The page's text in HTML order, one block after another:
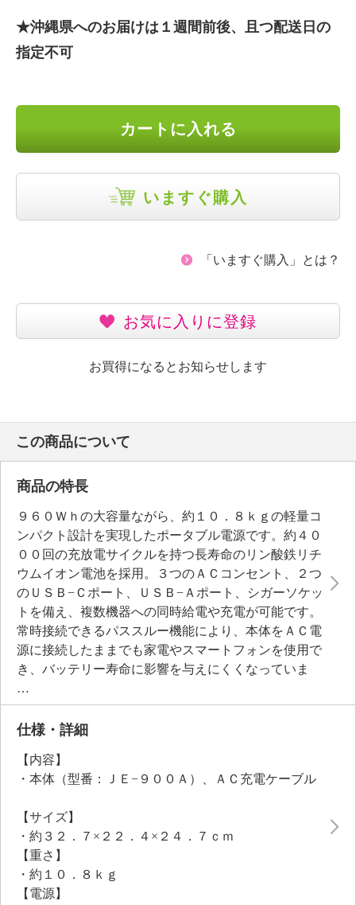
★沖縄県へのお届けは１週間前後、且つ配送日の
指定不可
カートに入れる
いますぐ購入
「いますぐ購入」とは？
お気に入りに登録
お買得になるとお知らせします
この商品について
商品の特長
９６０Ｗｈの大容量ながら、約１０．８ｋｇの軽量コ
ンパクト設計を実現したポータブル電源です。約４０
００回の充放電サイクルを持つ長寿命のリン酸鉄リチ
ウムイオン電池を採用。３つのＡＣコンセント、２つ
のＵＳＢ−Ｃポート、ＵＳＢ−Ａポート、シガーソケッ
トを備え、複数機器への同時給電や充電が可能です。
常時接続できるパススルー機能により、本体をＡＣ電
源に接続したままでも家電やスマートフォンを使用で
き、バッテリー寿命に影響を与えにくくなっていま
す。停電時にも家電に電気を供給できる”ＵＰＳ機
能”を搭載しているため、冷蔵庫や照明などに普段か
ら接続しておけば災害時も安心です。さらに緊急時に
間の基本保証に加え、製品登録で２年の延長保証をご
提供しています。災害時の備えとして、また日常のア
たりの１台です。
仕様・詳細
【内容】
・本体（型番：ＪＥ−９００Ａ）、ＡＣ充電ケーブル
【サイズ】
・約３２．７×２２．４×２４．７ｃｍ
【重さ】
・約１０．８ｋｇ
【電源】